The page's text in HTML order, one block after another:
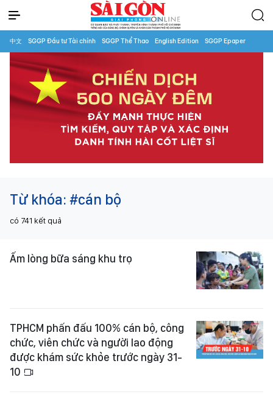
中文 SGGP Đầu tư Tài chính SGGP Thể Thao English Edition SGGP Epaper
Từ khóa: #cán bộ
có 741 kết quả
Ấm lòng bữa sáng khu trọ
TPHCM phấn đấu 100% cán bộ, công
chức, viên chức và người lao động
được khám sức khỏe trước ngày 31-
10